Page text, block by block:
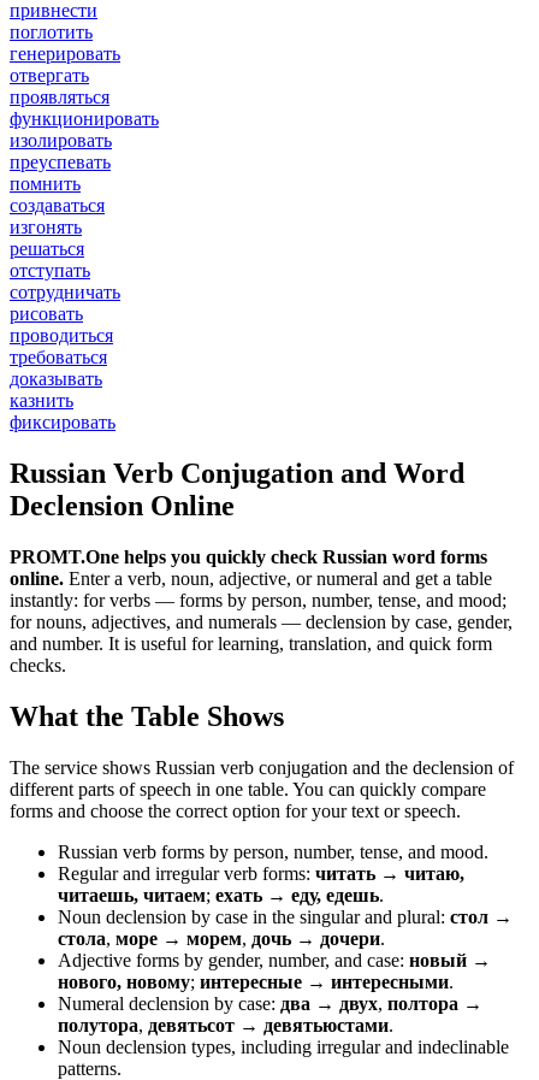
привнести
поглотить
генерировать
отвергать
проявляться
функционировать
изолировать
преуспевать
помнить
создаваться
изгонять
решаться
отступать
сотрудничать
рисовать
проводиться
требоваться
доказывать
казнить
фиксировать
Russian Verb Conjugation and Word
Declension Online
PROMT.One helps you quickly check Russian word forms
online. Enter a verb, noun, adjective, or numeral and get a table
instantly: for verbs — forms by person, number, tense, and mood;
for nouns, adjectives, and numerals — declension by case, gender,
and number. It is useful for learning, translation, and quick form
checks.
What the Table Shows
The service shows Russian verb conjugation and the declension of
different parts of speech in one table. You can quickly compare
forms and choose the correct option for your text or speech.
Russian verb forms by person, number, tense, and mood.
Regular and irregular verb forms: читать → читаю,
читаешь, читаем; ехать → еду, едешь.
Noun declension by case in the singular and plural: стол →
стола, море → морем, дочь → дочери.
Adjective forms by gender, number, and case: новый →
нового, новому; интересные → интересными.
Numeral declension by case: два → двух, полтора →
полутора, девятьсот → девятьюстами.
Noun declension types, including irregular and indeclinable
patterns.